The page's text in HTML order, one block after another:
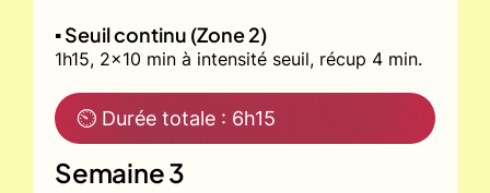
▪️ Seuil continu (Zone 2)
1h15, 2x10 min à intensité seuil, récup 4 min.
⏲ Durée totale : 6h15
Semaine 3